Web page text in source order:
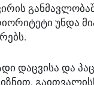
უნდა
დაცვისა და